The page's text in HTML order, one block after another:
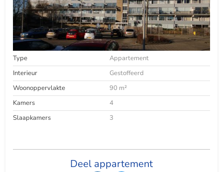
Type
Appartement
Interieur
Gestoffeerd
Woonoppervlakte
90 m²
Kamers
4
Slaapkamers
3
Deel appartement